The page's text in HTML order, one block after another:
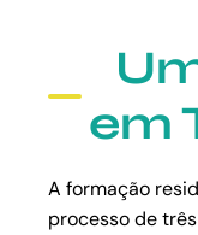
em
A formação
processo de